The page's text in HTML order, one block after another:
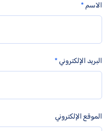
الاسم *
البريد الإلكتروني*
الموقع الإلكتروني